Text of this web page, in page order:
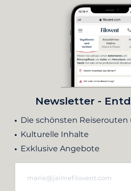
Newsletter -
Die schönsten Reiserouten
Kulturelle Inhalte
Exklusive Angebote